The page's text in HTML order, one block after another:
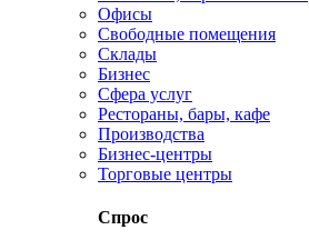
Офисы
Свободные помещения
Склады
Бизнес
Сфера услуг
Рестораны, бары, кафе
Производства
Бизнес-центры
Торговые центры
Спрос